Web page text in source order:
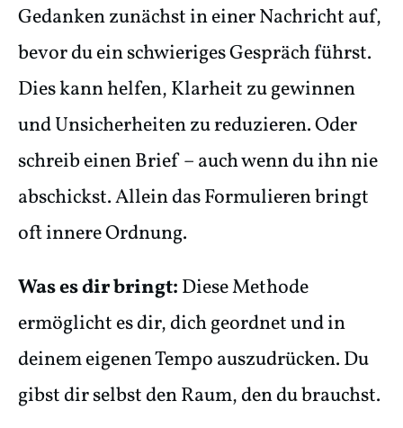
Gedanken zunächst in einer Nachricht auf,
bevor du ein schwieriges Gespräch führst.
Dies kann helfen, Klarheit zu gewinnen
und Unsicherheiten zu reduzieren. Oder
schreib einen Brief – auch wenn du ihn nie
abschickst. Allein das Formulieren bringt
oft innere Ordnung.
Was es dir bringt:Diese Methode
ermöglicht es dir, dich geordnet und in
deinem eigenen Tempo auszudrücken. Du
gibst dir selbst den Raum, den du brauchst.